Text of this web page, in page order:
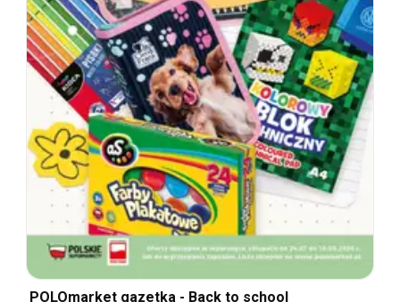
POLOmarket gazetka - Back to school